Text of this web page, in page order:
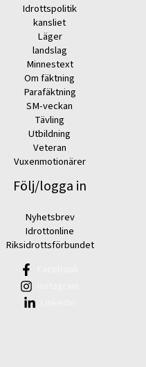
Idrottspolitik
kansliet
Läger
landslag
Minnestext
Om fäktning
Parafäktning
SM-veckan
Tävling
Utbildning
Veteran
Vuxenmotionärer
Följ/logga in
Nyhetsbrev
Idrottonline
Riksidrottsförbundet